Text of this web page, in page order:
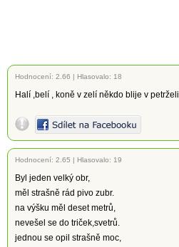
Hodnocení: 2.66 | Hlasovalo: 18
Halí ,belí , koně v zelí někdo blije v petrželi
Hodnocení: 2.65 | Hlasovalo: 19
Byl jeden velký obr,
měl strašně rád pivo zubr.
na výšku měl deset metrů,
nevešel se do triček,svetrů.
jednou se opil strašně moc,